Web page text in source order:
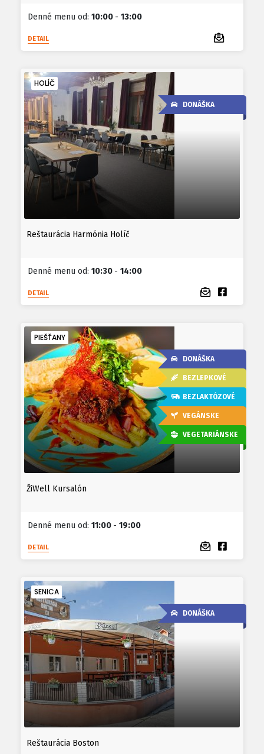
Denné menu od: 10:00 - 13:00
DETAIL
DONÁŠKA
HOLÍČ
Reštaurácia Harmónia Holíč
Denné menu od: 10:30 - 14:00
DETAIL
DONÁŠKA
BEZLEPKOVÉ
BEZLAKTÓZOVÉ
VEGÁNSKE
VEGETARIÁNSKE
PIEŠŤANY
ŽiWell Kursalón
Denné menu od: 11:00 - 19:00
DETAIL
DONÁŠKA
SENICA
Reštaurácia Boston